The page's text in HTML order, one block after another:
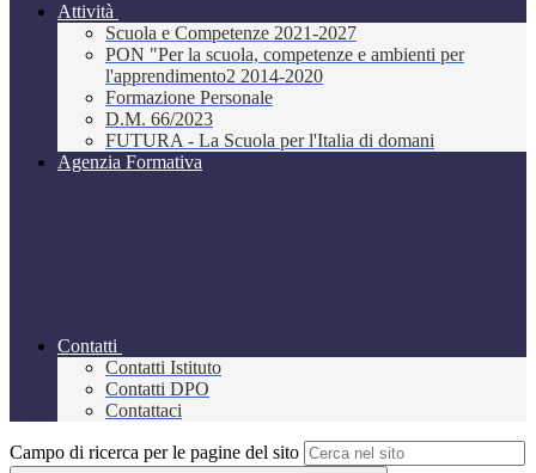
Attività
Scuola e Competenze 2021-2027
PON "Per la scuola, competenze e ambienti per
l'apprendimento2 2014-2020
Formazione Personale
D.M. 66/2023
FUTURA - La Scuola per l'Italia di domani
Agenzia Formativa
Contatti
Contatti Istituto
Contatti DPO
Contattaci
Campo di ricerca per le pagine del sito